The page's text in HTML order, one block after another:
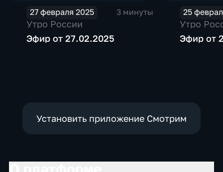
27 февраля 2025 3 минуты
Утро России
Эфир от 27.02.2025
25
Утро
Эфир от
Установить приложение Смотрим